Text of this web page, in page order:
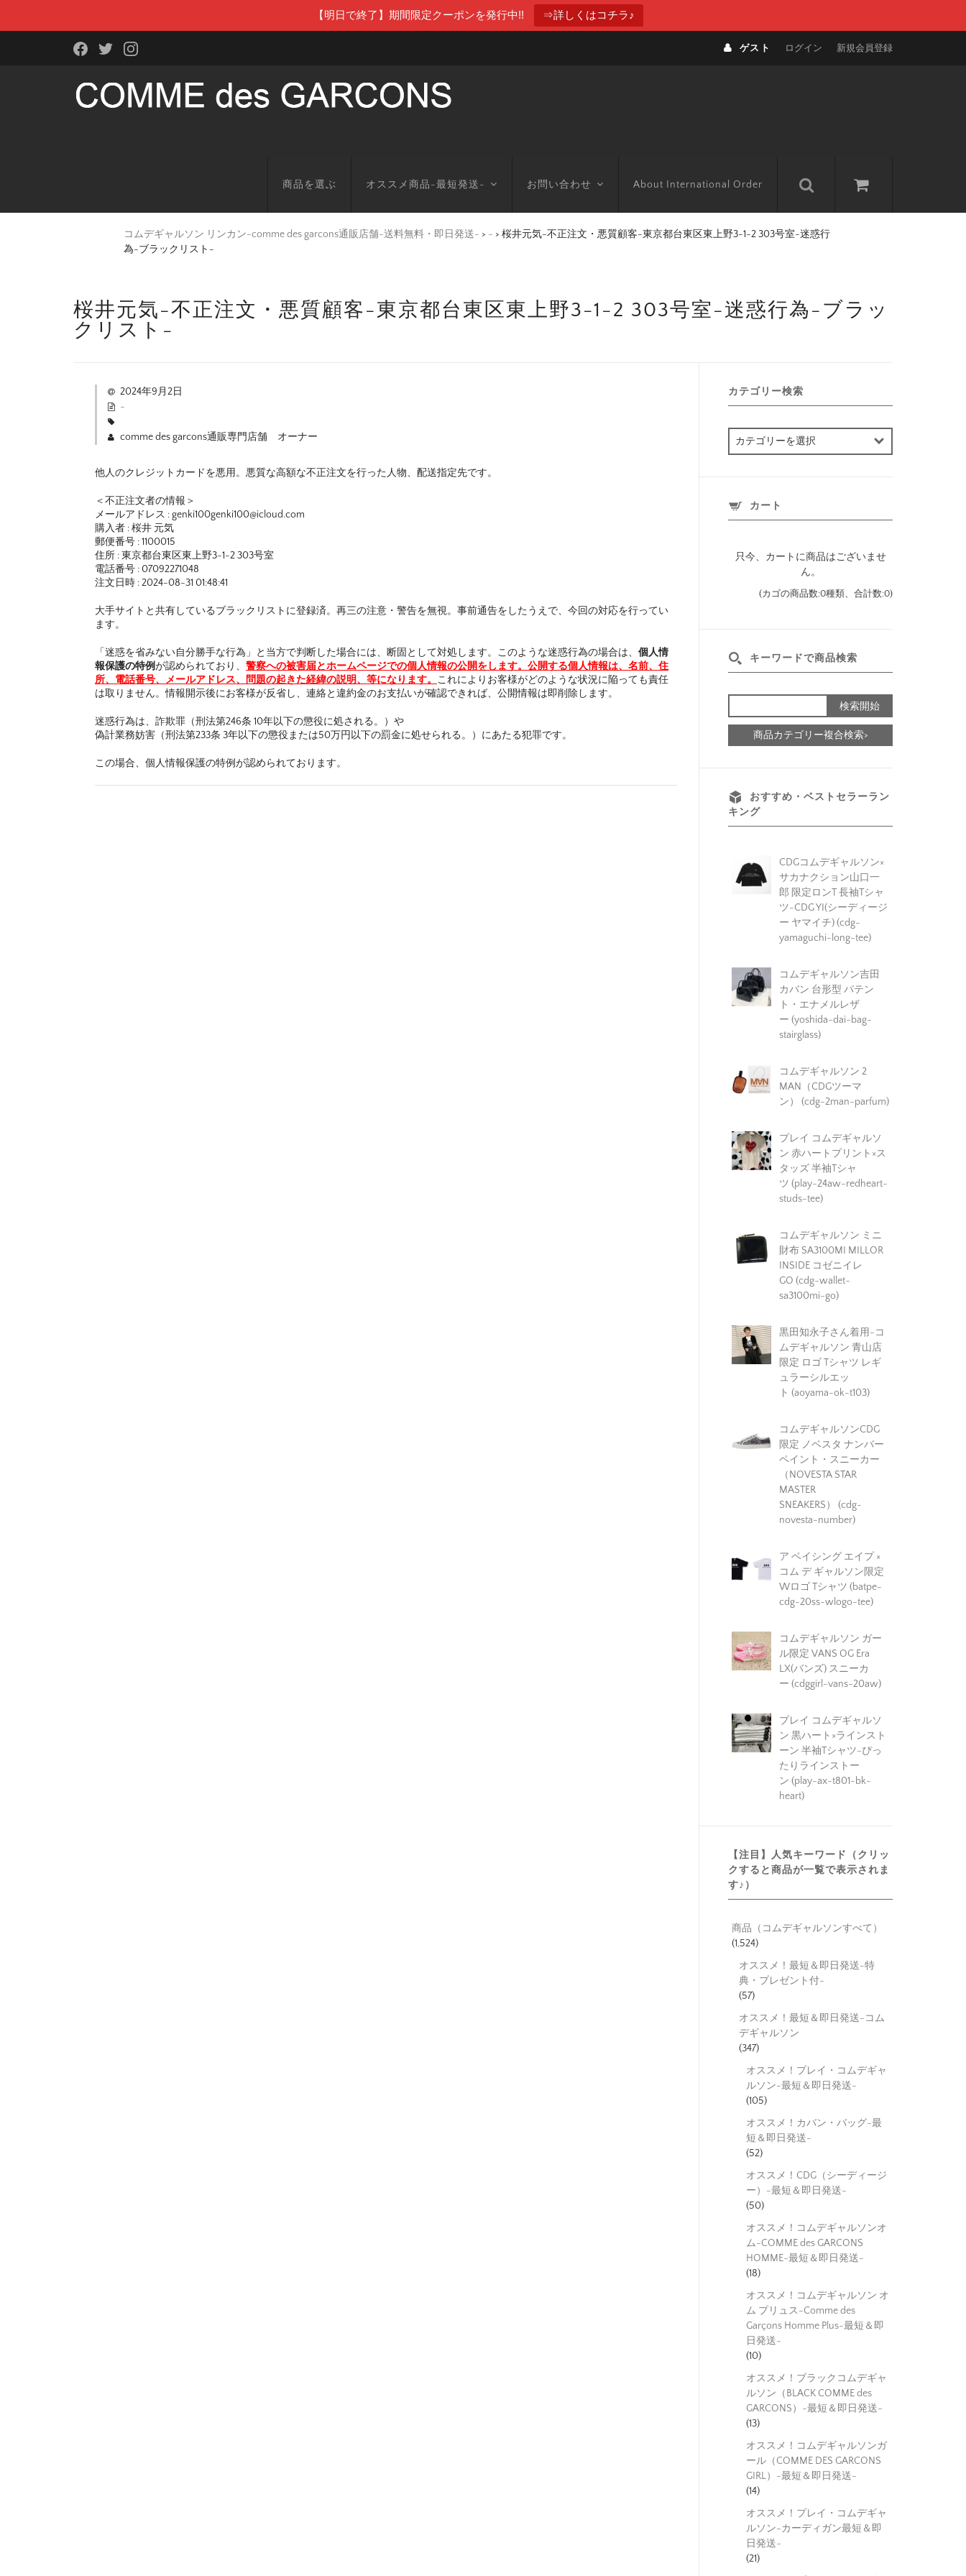
【明日で終了】期間限定クーポンを発行中!! ⇒詳しくはコチラ♪
ゲスト ログイン 新規会員登録
商品を選ぶ オススメ商品-最短発送- お問い合わせ About International Order
コムデギャルソン リンカン-comme des garcons通販店舗-送料無料・即日発送- > - > 桜井元気-不正注文・悪質顧客-東京都台東区東上野3-1-2 303号室-迷惑行
為-ブラックリスト-
桜井元気-不正注文・悪質顧客-東京都台東区東上野3-1-2 303号室-迷惑行為-ブラッ
クリスト-
2024年9月2日
-
comme des garcons通販専門店舗 オーナー
他人のクレジットカードを悪用。悪質な高額な不正注文を行った人物、配送指定先です。
＜不正注文者の情報＞
メールアドレス : genki100genki100@icloud.com
購入者 : 桜井 元気
郵便番号 : 1100015
住所 : 東京都台東区東上野3-1-2 303号室
電話番号 : 07092271048
注文日時 : 2024-08-31 01:48:41
大手サイトと共有しているブラックリストに登録済。再三の注意・警告を無視。事前通告をしたうえで、今回の対応を行ってい
ます。
「迷惑を省みない自分勝手な行為」と当方で判断した場合には、断固として対処します。このような迷惑行為の場合は、 個人情
報保護の特例が認められており、 警察への被害届とホームページでの個人情報の公開をします。公開する個人情報は、名前、住
所、電話番号、メールアドレス、問題の起きた経緯の説明、等になります。 これによりお客様がどのような状況に陥っても責任
は取りません。情報開示後にお客様が反省し、連絡と違約金のお支払いが確認できれば、公開情報は即削除します。
迷惑行為は、詐欺罪（刑法第246条 10年以下の懲役に処される。）や
偽計業務妨害（刑法第233条 3年以下の懲役または50万円以下の罰金に処せられる。）にあたる犯罪です。
この場合、個人情報保護の特例が認められております。
カテゴリー検索
検
カート
只今、カートに商品はございませ
ん。
(カゴの商品数:0種類、合計数:0)
キーワードで商品検索
商品カテゴリー複合検索>
おすすめ・ベストセラーラン
キング
CDGコムデギャルソン×
サカナクション山口一
郎 限定ロンT 長袖Tシャ
ツ-CDG YI(シーディージ
ー ヤマイチ) (cdg-
yamaguchi-long-tee)
コムデギャルソン吉田
カバン 台形型 パテン
ト・エナメルレザ
ー (yoshida-dai-bag-
stairglass)
コムデギャルソン 2
MAN（CDGツーマ
ン） (cdg-2man-parfum)
プレイ コムデギャルソ
ン 赤ハートプリント×ス
タッズ 半袖Tシャ
ツ (play-24aw-redheart-
studs-tee)
コムデギャルソン ミニ
財布 SA3100MI MILLOR
INSIDE コゼニイレ
GO (cdg-wallet-
sa3100mi-go)
黒田知永子さん着用-コ
ムデギャルソン 青山店
限定 ロゴ Tシャツ レギ
ュラーシルエッ
ト (aoyama-ok-t103)
コムデギャルソンCDG
限定 ノベスタ ナンバー
ペイント・スニーカー
（NOVESTA STAR
MASTER
SNEAKERS） (cdg-
novesta-number)
ア ベイシング エイプ ×
コム デ ギャルソン限定
Wロゴ Tシャツ (batpe-
cdg-20ss-wlogo-tee)
コムデギャルソン ガー
ル限定 VANS OG Era
LX(バンズ) スニーカ
ー (cdggirl-vans-20aw)
プレイ コムデギャルソ
ン 黒ハート×ラインスト
ーン 半袖Tシャツ-ぴっ
たりラインストー
ン (play-ax-t801-bk-
heart)
【注目】人気キーワード（クリッ
クすると商品が一覧で表示されま
す♪）
商品（コムデギャルソンすべて）
(1,524)
オススメ！最短＆即日発送-特
典・プレゼント付-
(57)
オススメ！最短＆即日発送-コム
デギャルソン
(347)
オススメ！プレイ・コムデギャ
ルソン-最短＆即日発送-
(105)
オススメ！カバン・バッグ-最
短＆即日発送-
(52)
オススメ！CDG（シーディージ
ー）-最短＆即日発送-
(50)
オススメ！コムデギャルソンオ
ム-COMME des GARCONS
HOMME-最短＆即日発送-
(18)
オススメ！コムデギャルソン オ
ム プリュス-Comme des
Garçons Homme Plus-最短＆即
日発送-
(10)
オススメ！ブラックコムデギャ
ルソン（BLACK COMME des
GARCONS）-最短＆即日発送-
(13)
オススメ！コムデギャルソンガ
ール（COMME DES GARCONS
GIRL）-最短＆即日発送-
(14)
オススメ！プレイ・コムデギャ
ルソン-カーディガン最短＆即
日発送-
(21)